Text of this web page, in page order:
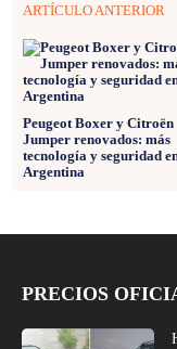
ARTÍCULO ANTERIOR
Peugeot Boxer y Citroën
Jumper renovados: más
tecnología y seguridad
Argentina
PRECIOS